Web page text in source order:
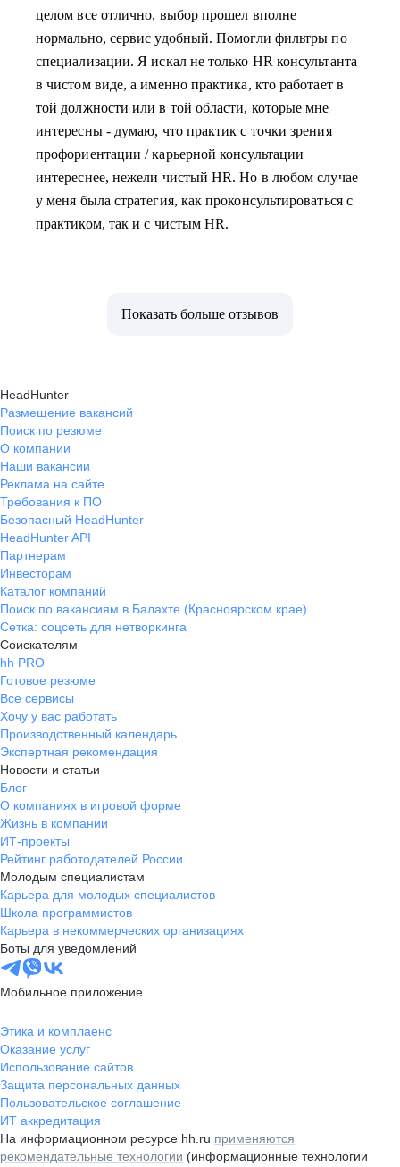
целом все отлично, выбор прошел вполне
нормально, сервис удобный. Помогли фильтры по
специализации. Я искал не только HR консультанта
в чистом виде, а именно практика, кто работает в
той должности или в той области, которые мне
интересны - думаю, что практик с точки зрения
профориентации / карьерной консультации
интереснее, нежели чистый HR. Но в любом случае
у меня была стратегия, как проконсультироваться с
практиком, так и с чистым HR.
Показать больше отзывов
HeadHunter
Размещение вакансий
Поиск по резюме
О компании
Наши вакансии
Реклама на сайте
Требования к ПО
Безопасный HeadHunter
HeadHunter API
Партнерам
Инвесторам
Каталог компаний
Поиск по вакансиям в Балахте (Красноярском крае)
Сетка: соцсеть для нетворкинга
Соискателям
hh PRO
Готовое резюме
Все сервисы
Хочу у вас работать
Производственный календарь
Экспертная рекомендация
Новости и статьи
Блог
О компаниях в игровой форме
Жизнь в компании
ИТ-проекты
Рейтинг работодателей России
Молодым специалистам
Карьера для молодых специалистов
Школа программистов
Карьера в некоммерческих организациях
Боты для уведомлений
Мобильное приложение
Этика и комплаенс
Оказание услуг
Использование сайтов
Защита персональных данных
Пользовательское соглашение
ИТ аккредитация
На информационном ресурсе hh.ru применяются
рекомендательные технологии (информационные технологии